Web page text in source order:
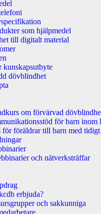
som hjälpmedel
till digitalt material
kunskapsutbyte
dövblindhet
om förvärvad
för barn inom
för föräldrar till barn med
och nätverksträffar
erbjuda?
och sakkunniga